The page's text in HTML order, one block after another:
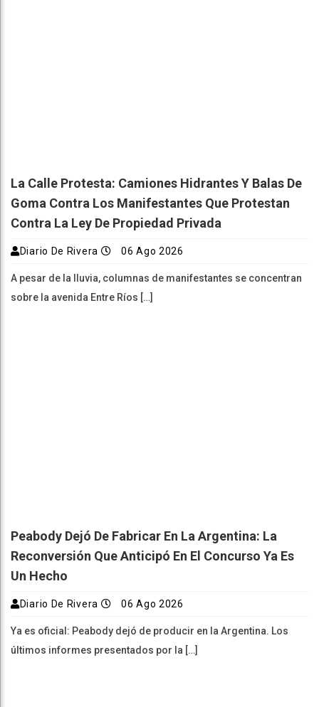
La Calle Protesta: Camiones Hidrantes Y Balas De
Goma Contra Los Manifestantes Que Protestan
Contra La Ley De Propiedad Privada
Diario De Rivera 06 Ago 2026
A pesar de la lluvia, columnas de manifestantes se concentran
sobre la avenida Entre Ríos […]
Peabody Dejó De Fabricar En La Argentina: La
Reconversión Que Anticipó En El Concurso Ya Es
Un Hecho
Diario De Rivera 06 Ago 2026
Ya es oficial: Peabody dejó de producir en la Argentina. Los
últimos informes presentados por la […]